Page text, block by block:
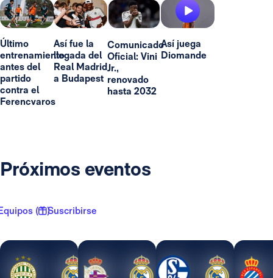
Último
entrenamiento
antes del
partido
contra el
Ferencvaros
Así fue la
llegada del
Real Madrid
a Budapest
Comunicado
Oficial: Vini
Jr.,
renovado
hasta 2032
Así juega
Diomande
Próximos eventos
( 1 )Suscribirse